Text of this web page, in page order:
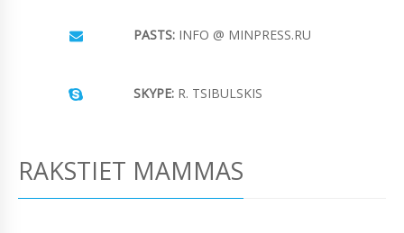
PASTS: INFO @ MINPRESS.RU
SKYPE: R. TSIBULSKIS
RAKSTIET MAMMAS